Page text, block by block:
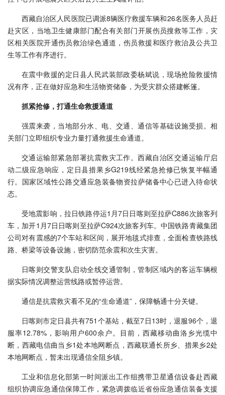
西藏自治区人民医院已调派8辆医疗救援车辆和26名医务人员赶
赴灾区，当地卫生健康部门配合有关部门开展伤员搜救等工作，灾
区相关医院开通伤员救治绿色通道，伤员救援和医疗救治及公共卫
生等工作有序进行。
在震中救援的定日县人民武装部政委杨斌说，现场抢险救援情
况有序，正在做好应急和生活物资储备，为受灾群众搭建帐篷。
抓紧抢修，打通生命救援通道
强震来袭，当地部分水、电、交通、通信等基础设施受损。相
关部门立即组织专业力量打通救援生命通道。
交通运输部紧急部署抗震救灾工作。西藏自治区交通运输厅启
动二级应急响应，定日县措果乡G219线经紧急抢修已恢复半幅通
行。国家区域性公路交通应急装备物资拉萨储备中心已进入待命状
态。
受地震影响，拉日铁路停运1月7日日喀则至拉萨C886次旅客列
车，加开1月7日日喀则至拉萨C924次旅客列车。中国铁路青藏集团
公司对有震感的7个车站和区间，展开地毯式排查，全面检查铁路线
路、桥梁等设备设施，密切防范余震和次生灾害。
日喀则交警支队启动全线交通管制，管制区域内的客运车辆根
据实际情况调整运营线路或暂停运营。
通信是抗震救灾看不见的“生命通道”，保障畅通十分关键。
日喀则市定日县共有751个基站，截至7日13时，退服96个，退
服率12.78%，影响用户600余户。目前，西藏移动曲洛乡光缆中
断，西藏电信曲当乡1处本地网断点，西藏联通长所乡、措果乡2处
本地网断点，暂未出现通信全阻乡镇。
工业和信息化部第一时间派出工作组携带卫星通信设备赴西藏
组织协调应急通信保障工作，紧急调拨临近省份应急通信装备支援